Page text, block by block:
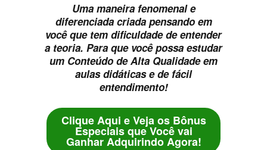
Uma maneira fenomenal e
diferenciada criada pensando em
você que tem dificuldade de entender
a teoria. Para que você possa estudar
um Conteúdo de Alta Qualidade em
aulas didáticas e de fácil
entendimento!
Clique Aqui e Veja os Bônus
Especiais que Você vai
Ganhar Adquirindo Agora!